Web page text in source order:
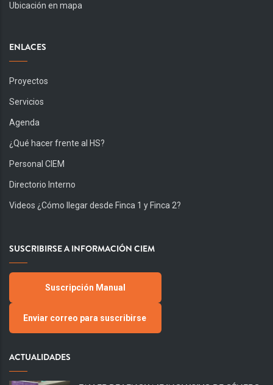
Ubicación en mapa
ENLACES
Proyectos
Servicios
Agenda
¿Qué hacer frente al HS?
Personal CIEM
Directorio Interno
Videos ¿Cómo llegar desde Finca 1 y Finca 2?
SUSCRIBIRSE A INFORMACIÓN CIEM
Suscripción Manual
Enviar correo para suscribirse
ACTUALIDADES